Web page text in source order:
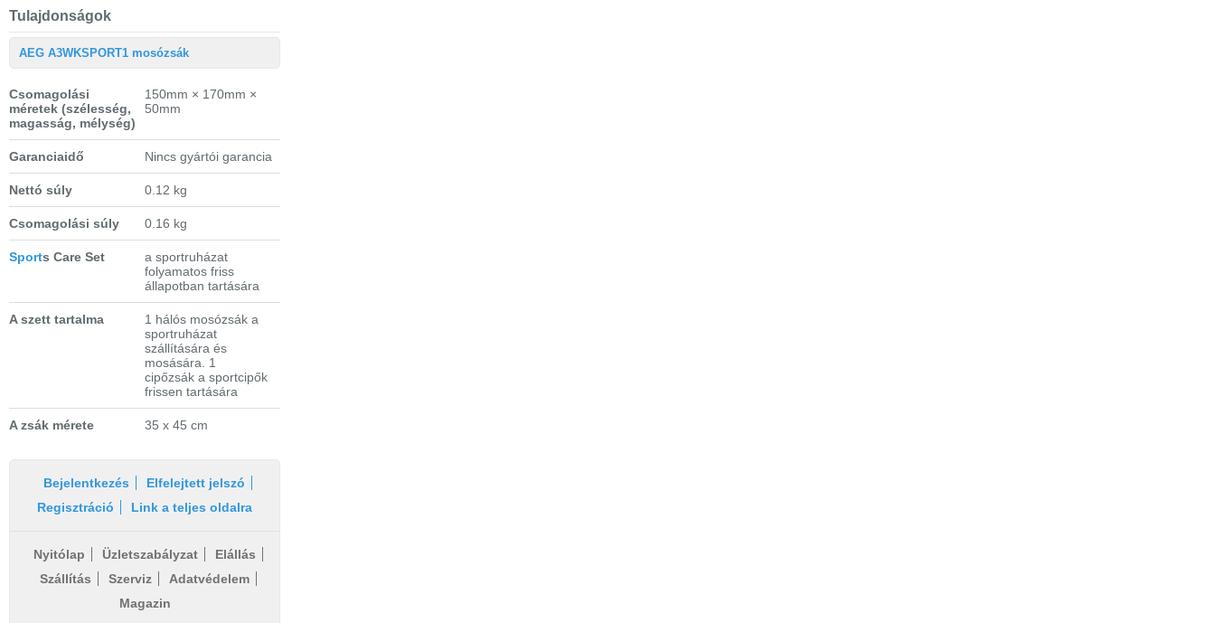
Tulajdonságok
AEG A3WKSPORT1 mosózsák
Csomagolási
méretek (szélesség,
magasság, mélység)
150mm × 170mm ×
50mm
Garanciaidő Nincs gyártói garancia
Nettó súly 0.12 kg
Csomagolási súly 0.16 kg
Sports Care Set
a sportruházat
folyamatos friss
állapotban tartására
A szett tartalma
1 hálós mosózsák a
sportruházat
szállítására és
mosására. 1
cipőzsák a sportcipők
frissen tartására
A zsák mérete 35 x 45 cm
Bejelentkezés
Elfelejtett jelszó
Regisztráció
Link a teljes oldalra
Nyitólap Üzletszabályzat
Elállás
Szállítás
Szerviz
Adatvédelem
Magazin